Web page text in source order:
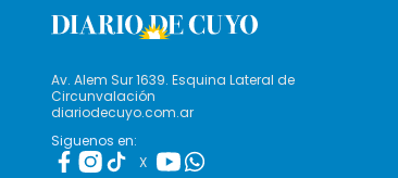
Av. Alem Sur 1639. Esquina Lateral de
Circunvalación
diariodecuyo.com.ar
Siguenos en:
X